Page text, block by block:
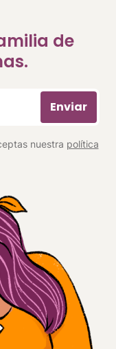
de
Enviar
nuestra política